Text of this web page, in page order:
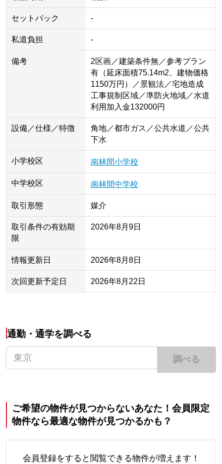
セットバック -
私道負担 -
備考
2区画／建築条件無／参考プラン
有（延床面積75.14m2、建物価格
1150万円）／景観法／宅地造成
工事規制区域／準防火地域／水道
利用加入金132000円
設備／仕様／特徴
角地／都市ガス／公共水道／公共
下水
小学校区 南林間小学校
中学校区 南林間中学校
取引形態 媒介
取引条件の有効期
限
2026年8月9日
情報更新日 2026年8月8日
次回更新予定日 2026年8月22日
通勤・通学を調べる
調べる
ご希望の物件が見つからないあなた！会員限定
物件なら最適な物件が見つかるかも？
会員登録をすると閲覧できる物件が増えます！